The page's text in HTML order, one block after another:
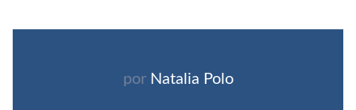
por Natalia Polo